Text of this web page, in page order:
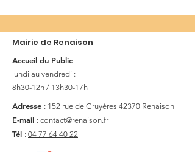
Mairie de Renaison
Accueil du Public
lundi au vendredi :
8h30-12h / 13h30-17h
Adresse : 152 rue de Gruyères 42370 Renaison
E-mail : contact@renaison.fr
Tél : 04 77 64 40 22